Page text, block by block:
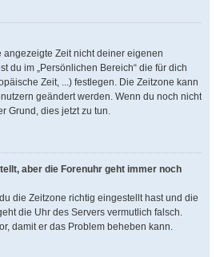
Zeit nicht deiner eigenen
du im „Persönlichen Bereich“ die für dich
Zeit, ...) festlegen. Die Zeitzone kann
geändert werden. Wenn du noch nicht
Grund, dies jetzt zu tun.
aber die Forenuhr geht immer noch
die Zeitzone richtig eingestellt hast und die
die Uhr des Servers vermutlich falsch.
damit er das Problem beheben kann.